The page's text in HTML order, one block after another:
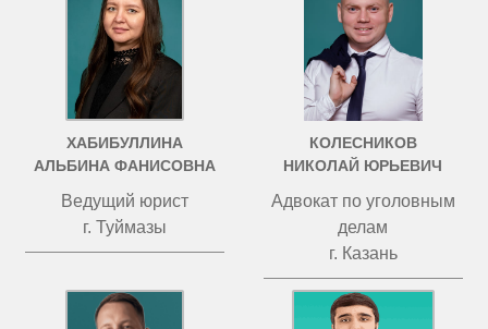
ХАБИБУЛЛИНА
АЛЬБИНА ФАНИСОВНА
Ведущий юрист
г. Туймазы
КОЛЕСНИКОВ
НИКОЛАЙ ЮРЬЕВИЧ
Адвокат по уголовным
делам
г. Казань